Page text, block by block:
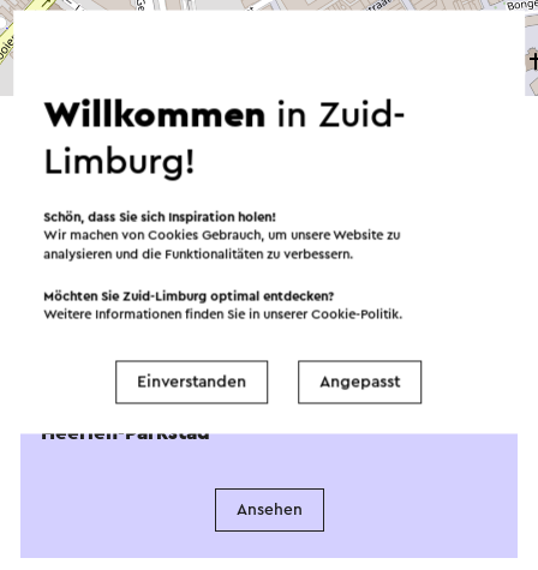
→ Planen Sie Ihre Route
Angeboten von
Visit Zuid-Limburg Experience
Heerlen-Parkstad
Ansehen
Willkommen in Zuid-
Limburg!
Schön, dass Sie sich Inspiration holen!
Wir machen von Cookies Gebrauch, um unsere Website zu
analysieren und die Funktionalitäten zu verbessern.
Möchten Sie Zuid-Limburg optimal entdecken?
Weitere Informationen finden Sie in unsererCookie-Politik.
Einverstanden Angepasst